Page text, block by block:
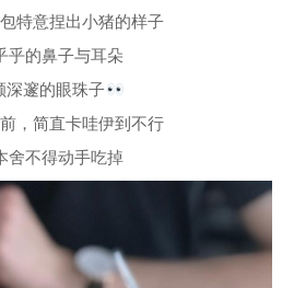
特意捏出小猪的样子
乎的鼻子与耳朵
深邃的眼珠子
，简直卡哇伊到不行
舍不得动手吃掉